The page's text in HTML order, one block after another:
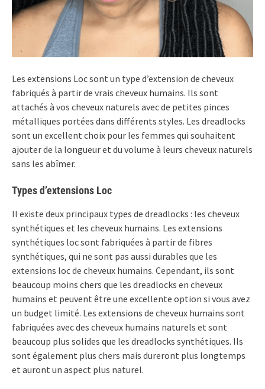
Les extensions Loc sont un type d’extension de cheveux
fabriqués à partir de vrais cheveux humains. Ils sont
attachés à vos cheveux naturels avec de petites pinces
métalliques portées dans différents styles. Les dreadlocks
sont un excellent choix pour les femmes qui souhaitent
ajouter de la longueur et du volume à leurs cheveux naturels
sans les abîmer.
Types d’extensions Loc
Il existe deux principaux types de dreadlocks : les cheveux
synthétiques et les cheveux humains. Les extensions
synthétiques loc sont fabriquées à partir de fibres
synthétiques, qui ne sont pas aussi durables que les
extensions loc de cheveux humains. Cependant, ils sont
beaucoup moins chers que les dreadlocks en cheveux
humains et peuvent être une excellente option si vous avez
un budget limité. Les extensions de cheveux humains sont
fabriquées avec des cheveux humains naturels et sont
beaucoup plus solides que les dreadlocks synthétiques. Ils
sont également plus chers mais dureront plus longtemps
et auront un aspect plus naturel.